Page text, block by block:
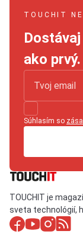
TOUCHIT
ako prvý.
Súhlasím so
TOUCHIT je
sveta technológií,